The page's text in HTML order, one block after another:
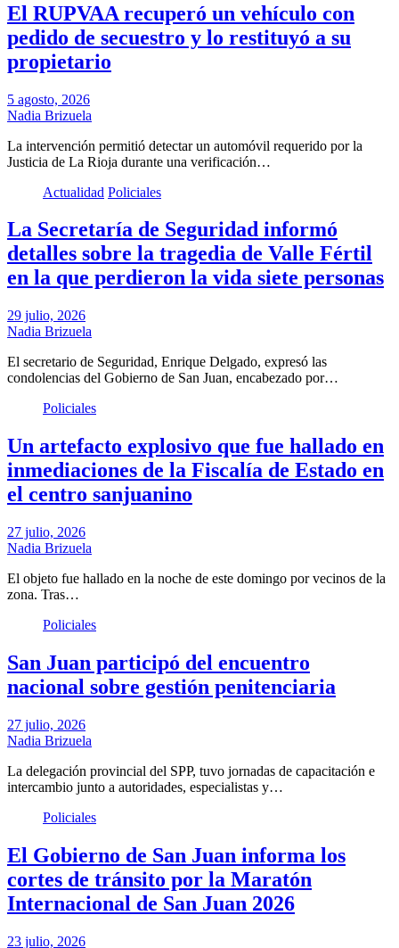
El RUPVAA recuperó un vehículo con
pedido de secuestro y lo restituyó a su
propietario
5 agosto, 2026
Nadia Brizuela
La intervención permitió detectar un automóvil requerido por la
Justicia de La Rioja durante una verificación…
Actualidad Policiales
La Secretaría de Seguridad informó
detalles sobre la tragedia de Valle Fértil
en la que perdieron la vida siete personas
29 julio, 2026
Nadia Brizuela
El secretario de Seguridad, Enrique Delgado, expresó las
condolencias del Gobierno de San Juan, encabezado por…
Policiales
Un artefacto explosivo que fue hallado en
inmediaciones de la Fiscalía de Estado en
el centro sanjuanino
27 julio, 2026
Nadia Brizuela
El objeto fue hallado en la noche de este domingo por vecinos de la
zona. Tras…
Policiales
San Juan participó del encuentro
nacional sobre gestión penitenciaria
27 julio, 2026
Nadia Brizuela
La delegación provincial del SPP, tuvo jornadas de capacitación e
intercambio junto a autoridades, especialistas y…
Policiales
El Gobierno de San Juan informa los
cortes de tránsito por la Maratón
Internacional de San Juan 2026
23 julio, 2026